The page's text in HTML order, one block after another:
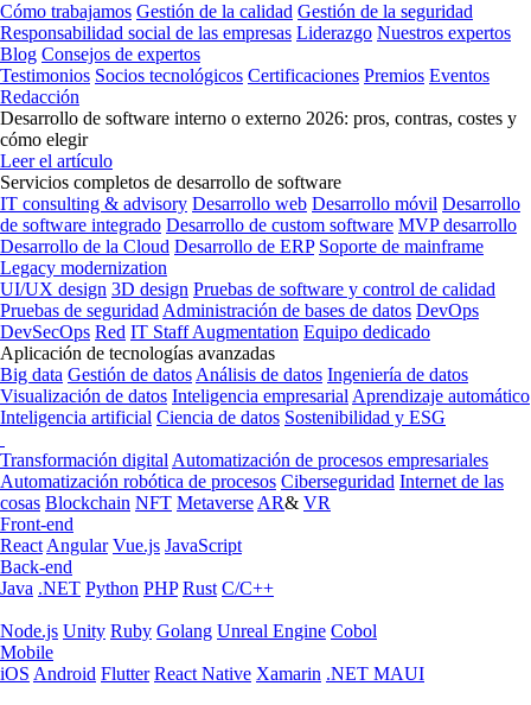
Cómo trabajamos Gestión de la calidad Gestión de la seguridad
Responsabilidad social de las empresas Liderazgo Nuestros expertos
Blog Consejos de expertos
Testimonios Socios tecnológicos Certificaciones Premios Eventos
Redacción
Desarrollo de software interno o externo 2026: pros, contras, costes y
cómo elegir
Leer el artículo
Servicios completos de desarrollo de software
IT consulting & advisory Desarrollo web Desarrollo móvil Desarrollo
de software integrado Desarrollo de custom software MVP desarrollo
Desarrollo de la Cloud Desarrollo de ERP Soporte de mainframe
Legacy modernization
UI/UX design 3D design Pruebas de software y control de calidad
Pruebas de seguridad Administración de bases de datos DevOps
DevSecOps Red IT Staff Augmentation Equipo dedicado
Aplicación de tecnologías avanzadas
Big data Gestión de datos Análisis de datos Ingeniería de datos
Visualización de datos Inteligencia empresarial Aprendizaje automático
Inteligencia artificial Ciencia de datos Sostenibilidad y ESG
Transformación digital Automatización de procesos empresariales
Automatización robótica de procesos Ciberseguridad Internet de las
cosas Blockchain NFT Metaverse AR& VR
Front-end
React Angular Vue.js JavaScript
Back-end
Java .NET Python PHP Rust C/C++
Node.js Unity Ruby Golang Unreal Engine Cobol
Mobile
iOS Android Flutter React Native Xamarin .NET MAUI